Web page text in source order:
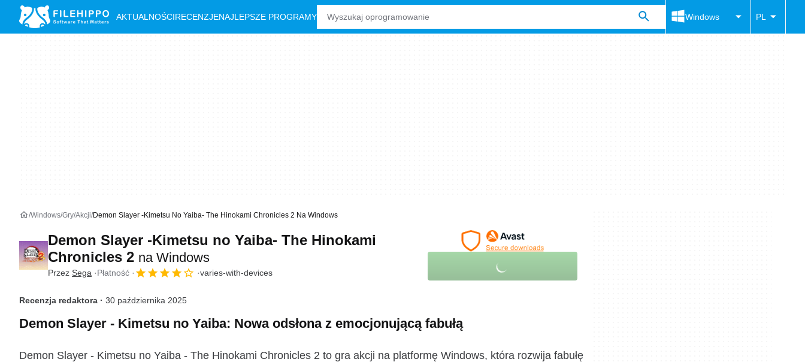
AKTUALNOŚCIRECENZJENAJLEPSZE PROGRAMY Windows PL
Windows Gry Akcji Demon Slayer -Kimetsu No Yaiba- The Hinokami Chronicles 2 Na Windows
Demon Slayer -Kimetsu no Yaiba- The Hinokami
Chronicles 2 na Windows
Przez Sega Płatność varies-with-devices
Recenzja redaktora · 30 października 2025
Demon Slayer - Kimetsu no Yaiba: Nowa odsłona z emocjonującą fabułą
Demon Slayer - Kimetsu no Yaiba - The Hinokami Chronicles 2 to gra akcji na platformę Windows, która rozwija fabułę